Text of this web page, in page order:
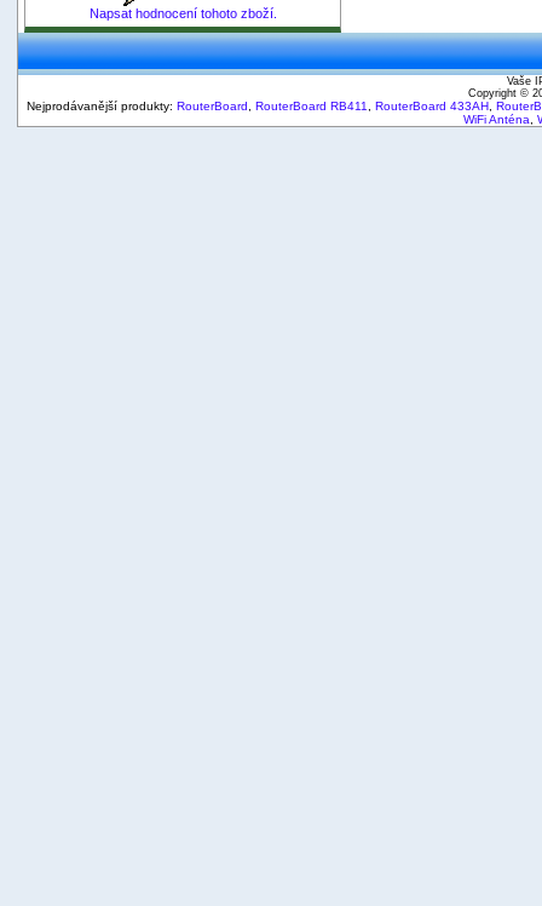
Napsat hodnocení tohoto zboží.
Vaše
Copyright ©
Nejprodávanější produkty: RouterBoard RouterBoard RB411 RouterBoard 433AH
WiFi Anténa